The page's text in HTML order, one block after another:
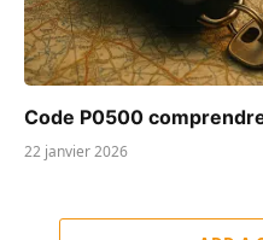
Code P0500
22 janvier 2026